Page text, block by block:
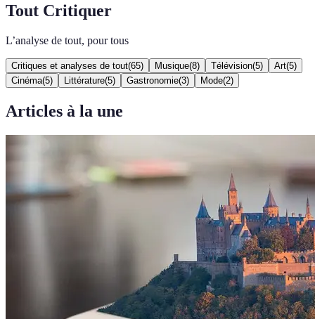
Tout Critiquer
L’analyse de tout, pour tous
Critiques et analyses de tout(65) Musique(8) Télévision(5) Art(5)
Cinéma(5) Littérature(5) Gastronomie(3) Mode(2)
Articles à la une